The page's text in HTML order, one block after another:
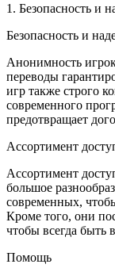
1. Безопасность и
Безопасность и
Анонимность
переводы
игр также строго
современного
предотвращает
Ассортимент
Ассортимент
большое
современных,
Кроме того, они
чтобы всегда быть
Помощь